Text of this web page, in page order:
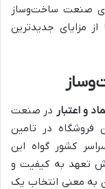
صنعت ساخت‌وساز
مزایای جدیدترین
و اعتبار در صنعت
فروشگاه در تامین
کشور گواه این
تعهد به کیفیت و
به معنی انتخاب یک